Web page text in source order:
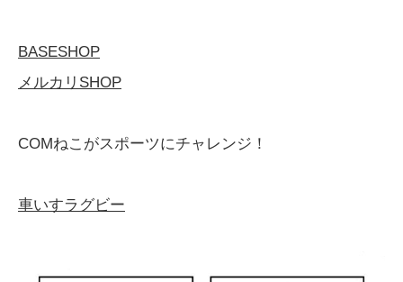
BASESHOP
メルカリSHOP
COMねこがスポーツにチャレンジ！
車いすラグビー